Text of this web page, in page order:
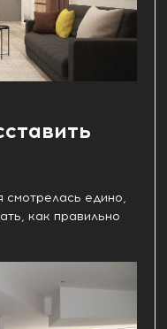
смотрелась едино,
как правильно